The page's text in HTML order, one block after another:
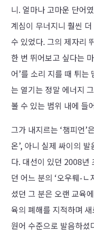
니. 얼마나 고마운 단어
계심이 무너지니 훨씬
수 있었다. 그의 제자리
한 번 뛰어보고 싶다는
어’를 소리 지를 때 튀
는 열기는 정말 에너지
볼 수 있는 범위 내에 들
그가 내지르는 ‘챔피언’
온’, 아니 실제 싸이의
다. 대선이 있던 2008년
던 어느 분의 ‘오우뤠-ㄴ
셨던 그 분은 오랜 교육
육의 폐해를 지적하며
원어 수준으로 발음하셨